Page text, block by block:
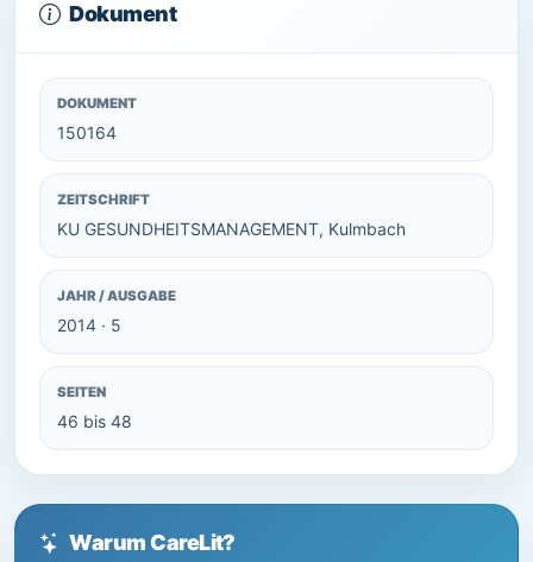
Dokument
DOKUMENT
150164
ZEITSCHRIFT
KU GESUNDHEITSMANAGEMENT, Kulmbach
JAHR / AUSGABE
2014 · 5
SEITEN
46 bis 48
Warum CareLit?